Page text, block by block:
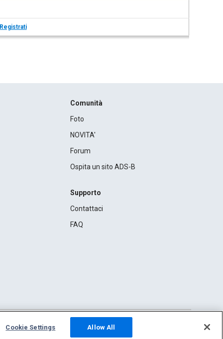
Comunità
Foto
NOVITA'
Forum
Ospita un sito ADS-B
Supporto
Contattaci
FAQ
Cookie Settings Allow All